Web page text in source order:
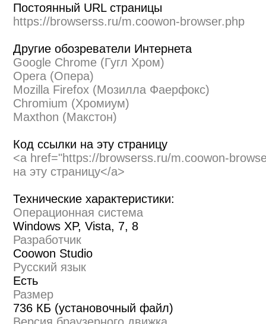
Постоянный URL страницы
https://browserss.ru/m.coowon-browser.php
Другие обозреватели Интернета
Google Chrome (Гугл Хром)
Opera (Опера)
Mozilla Firefox (Мозилла Фаерфокс)
Chromium (Хромиум)
Maxthon (Макстон)
Код ссылки на эту страницу
<a href="https://browserss.ru/m.coowon-
на эту страницу</a>
Технические характеристики:
Операционная система
Windows XP, Vista, 7, 8
Разработчик
Coowon Studio
Русский язык
Есть
Размер
736 КБ (установочный файл)